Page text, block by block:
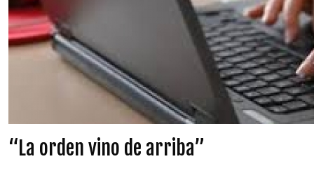
“La orden vino de arriba”